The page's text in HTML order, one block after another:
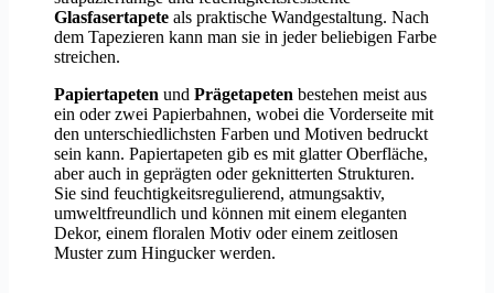
Glasfasertapeteals praktische Wandgestaltung. Nach
dem Tapezieren kann man sie in jeder beliebigen Farbe
streichen.
PapiertapetenundPrägetapetenbestehen meist aus
ein oder zwei Papierbahnen, wobei die Vorderseite mit
den unterschiedlichsten Farben und Motiven bedruckt
sein kann. Papiertapeten gib es mit glatter Oberfläche,
aber auch in geprägten oder geknitterten Strukturen.
Sie sind feuchtigkeitsregulierend, atmungsaktiv,
umweltfreundlich und können mit einem eleganten
Dekor, einem floralen Motiv oder einem zeitlosen
Muster zum Hingucker werden.